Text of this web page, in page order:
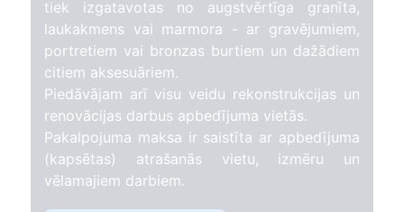
tiek izgatavotas no augstvērtīga granīta,
laukakmens vai marmora - ar gravējumiem,
portretiem vai bronzas burtiem un dažādiem
citiem aksesuāriem.
Piedāvājam arī visu veidu rekonstrukcijas un
renovācijas darbus apbedījuma vietās.
Pakalpojuma maksa ir saistīta ar apbedījuma
(kapsētas) atrašanās vietu, izmēru un
vēlamajiem darbiem.